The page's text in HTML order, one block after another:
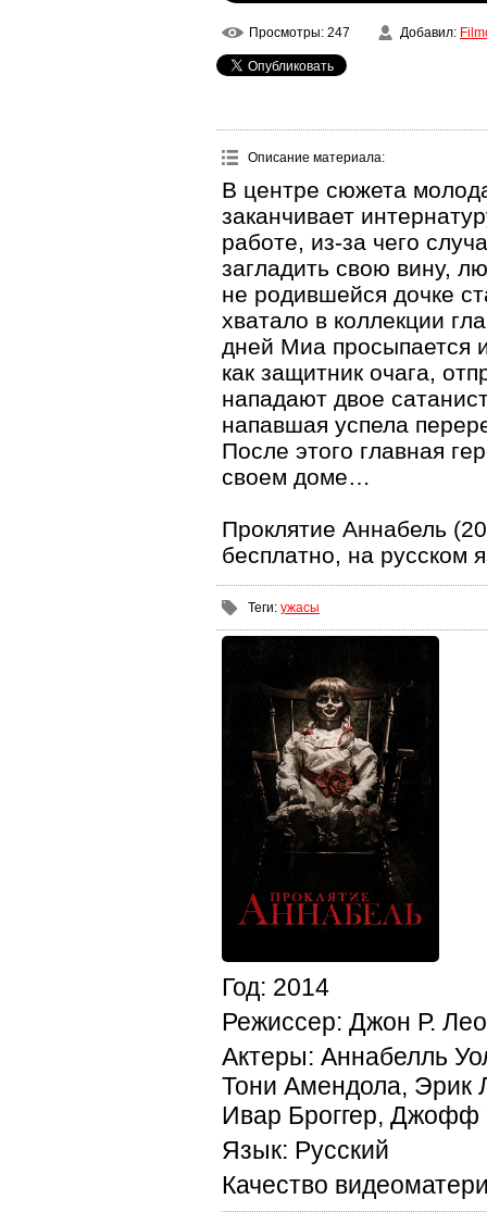
Просмотры: 247 Добавил:
Описание материала:
В центре сюжета
заканчивает
работе, из-за чего
загладить свою вину,
не родившейся дочке
хватало в коллекции
дней Миа просыпается
как защитник очага,
нападают двое
напавшая успела
После этого главная
своем доме…
Проклятие Аннабель
бесплатно, на русском
Теги: ужасы
Год: 2014
Режиссер: Джон Р.
Актеры: Аннабелль
Тони Амендола, Эрик
Ивар Броггер, Джофф
Язык: Русский
Качество